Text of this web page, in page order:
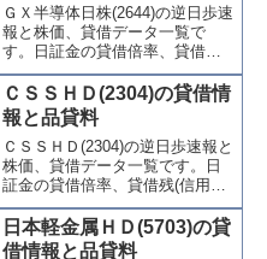
やすくまとめて掲載していま
す。
ＧＸ半導体日株(2644)の逆日歩速
報と株価、貸借データ一覧で
す。日証金の貸借倍率、貸借残
(信用買残、信用売残)、品貸料
(逆日歩)、東証の週末残高、規制
(注意喚起・申込停止)など、空売
り関連情報を集計し、図解でわ
かりやすくまとめて掲載してい
ます。
ＣＳＳＨＤ(2304)の貸借情
報と品貸料
ＣＳＳＨＤ(2304)の逆日歩速報と
株価、貸借データ一覧です。日
証金の貸借倍率、貸借残(信用買
残、信用売残)、品貸料(逆日
歩)、東証の週末残高、規制(注意
喚起・申込停止)など、空売り関
日本軽金属ＨＤ(5703)の貸
借情報と品貸料